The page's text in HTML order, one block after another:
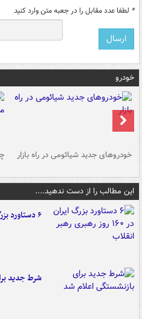
* لطفا عدد مقابل را در جعبه متن وارد کنید
خودرو
خودروهای جدید شیائومی در راه بازار
این مطالب را از دست ندهید....
۶ دستاورد بزرگ ایران در ۱۶۰ روز رهبری رهبر انقلاب
شرط جدید